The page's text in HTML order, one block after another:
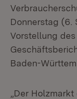
Donnerstag (6.
Vorstellung
Baden-
„Der